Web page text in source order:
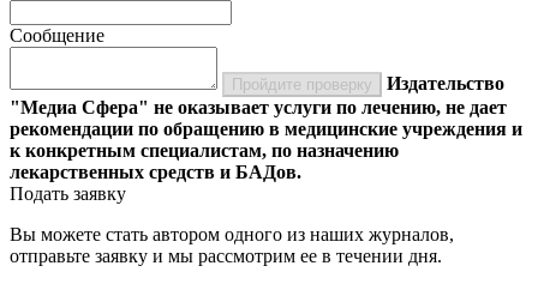
Сообщение
Пройдите проверку
Издательство
"Медиа Сфера" не оказывает услуги по лечению, не дает
рекомендации по обращению в медицинские учреждения и
к конкретным специалистам, по назначению
лекарственных средств и БАДов.
Подать заявку
Вы можете стать автором одного из наших журналов,
отправьте заявку и мы рассмотрим ее в течении дня.